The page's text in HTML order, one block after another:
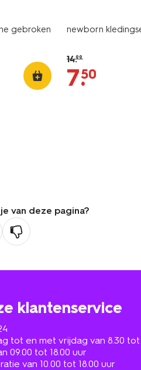
gebroken
newborn
14.99
7.
50
van deze pagina?
klantenservice
tot en met vrijdag van 8.30 tot
09.00 tot 18.00 uur
van 10.00 tot 18.00 uur